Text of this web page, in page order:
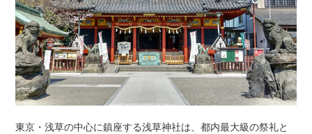
相談カウンター
神社結婚式のいろいろ
東京・浅草の中心に鎮座する浅草神社は、都内最大級の祭礼と